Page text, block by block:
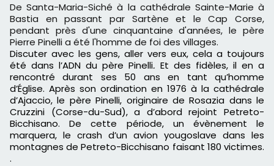
De Santa-Maria-Siché à la cathédrale Sainte-Marie à
Bastia en passant par Sartène et le Cap Corse,
pendant près d'une cinquantaine d'années, le père
Pierre Pinelli a été l'homme de foi des villages.
Discuter avec les gens, aller vers eux, cela a toujours
été dans l’ADN du pèrePinelli. Et des fidèles, il en a
rencontré durant ses 50 ans en tant qu’homme
d’Église. Après son ordination en 1976 à la cathédrale
d’Ajaccio, le pèrePinelli, originaire deRosazia dans le
Cruzzini (Corse-du-Sud), a d’abord rejoint Petreto-
Bicchisano.
De cette période, un évènement le
marquera, le crash d’un avion yougoslave dans les
montagnes dePetreto-Bicchisano faisant 180 victimes.
.